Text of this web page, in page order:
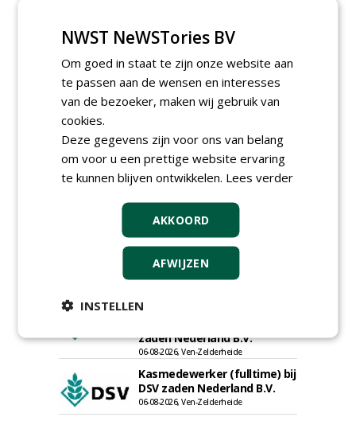
Meld je aan voor onze digitale
nieuwsbrief.
Chauffeur
zaden Nederland B.V.
06-08-2026, Ven-Zelderheide
Kasmedewerker (fulltime) bij
DSV zaden Nederland B.V.
06-08-2026, Ven-Zelderheide
NWST NeWSTories BV
Om goed in staat te zijn onze website aan
te passen aan de wensen en interesses
van de bezoeker, maken wij gebruik van
cookies.
Deze gegevens zijn voor ons van belang
om voor u een prettige website ervaring
te kunnen blijven ontwikkelen. Lees verder
AKKOORD
AFWIJZEN
INSTELLEN